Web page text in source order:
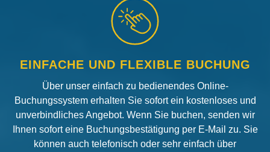
EINFACHE UND FLEXIBLE BUCHUNG
Über unser einfach zu bedienendes Online-
Buchungssystem erhalten Sie sofort ein kostenloses und
unverbindliches Angebot. Wenn Sie buchen, senden wir
Ihnen sofort eine Buchungsbestätigung per E-Mail zu. Sie
können auch telefonisch oder sehr einfach über